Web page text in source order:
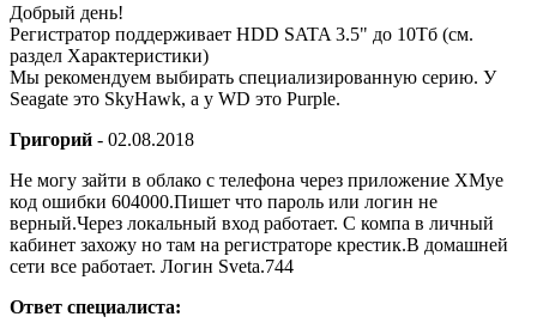
Добрый день!
Регистратор поддерживает HDD SATA 3.5" до 10Тб (см.
раздел Характеристики)
Мы рекомендуем выбирать специализированную серию. У
Seagate это SkyHawk, а у WD это Purple.
Григорий - 02.08.2018
Не могу зайти в облако с телефона через приложение XMye
код ошибки 604000.Пишет что пароль или логин не
верный.Через локальный вход работает. С компа в личный
кабинет захожу но там на регистраторе крестик.В домашней
сети все работает. Логин Sveta.744
Ответ специалиста: